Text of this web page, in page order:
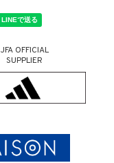
JFA OFFICIAL
SUPPLIER